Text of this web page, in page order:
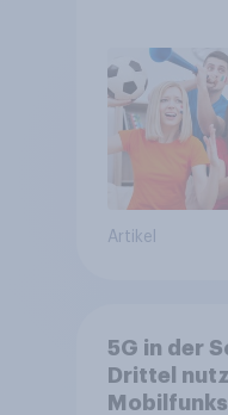
Artikel
5G in der
Drittel